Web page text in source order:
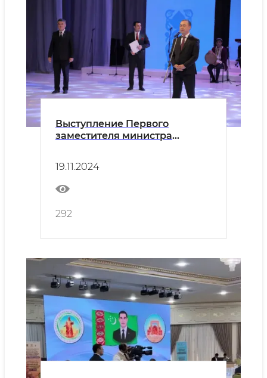
Выступление Первого
заместителя министра
19.11.2024
292